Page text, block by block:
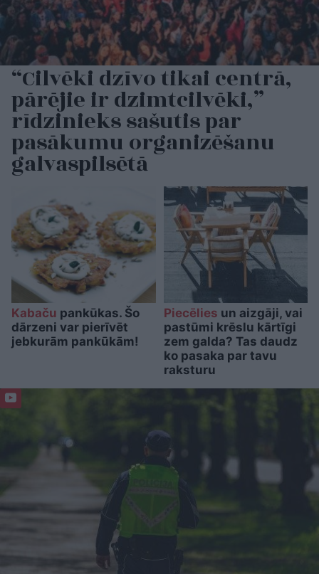
“Cilvēki dzīvo tikai centrā,
pārējie ir dzimtcilvēki,”
rīdzinieks sašutis par
pasākumu organizēšanu
galvaspilsētā
Kabaču pankūkas. Šo
dārzeni var pierīvēt
jebkurām pankūkām!
Piecēlies un aizgāji, vai
pastūmi krēslu kārtīgi
zem galda? Tas daudz
ko pasaka par tavu
raksturu